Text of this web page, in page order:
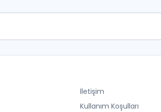
İletişim
Kullanım Koşulları